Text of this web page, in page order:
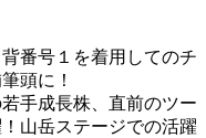
番号１を着用してのチ
頭に！
手成長株、直前のツー
山岳ステージでの活躍